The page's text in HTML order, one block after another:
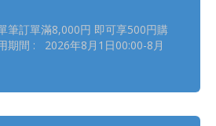
筆訂單滿8,000円 即可享500円購
期間 : 2026年8月1日00:00-8月
詳情請瀏覽【樂